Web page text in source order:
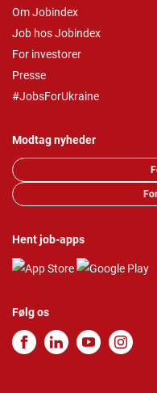
Om Jobindex
Job hos Jobindex
For investorer
Presse
#JobsForUkraine
Modtag nyheder
Hent job-apps
Følg os